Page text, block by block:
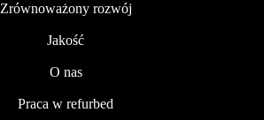
Zrównoważony rozwój
Jakość
O nas
Praca w refurbed